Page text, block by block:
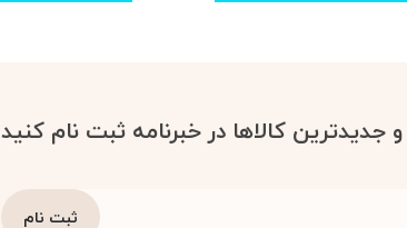
جدیدترین کالاها در خبرنامه ثبت نام کنید